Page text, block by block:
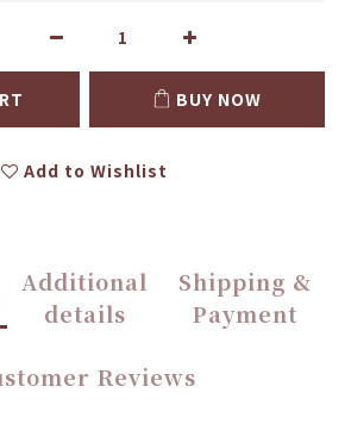
BUY NOW
Add to Wishlist
Additional
details
Shipping &
Payment
Reviews